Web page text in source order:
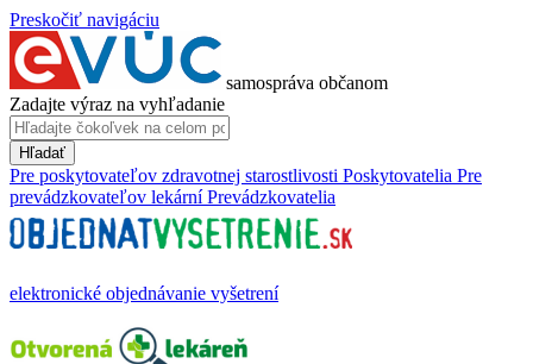
Preskočiť navigáciu
samospráva občanom
Zadajte výraz na vyhľadanie
Hľadať
Pre poskytovateľov zdravotnej starostlivosti Poskytovatelia Pre
prevádzkovateľov lekární Prevádzkovatelia
elektronické objednávanie vyšetrení